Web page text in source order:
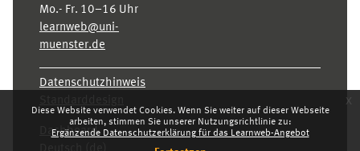
Diese Website verwendet Cookies. Wenn Sie weiter auf dieser Webseite
arbeiten, stimmen Sie unserer Nutzungsrichtlinie zu:
Ergänzende Datenschutzerklärung für das Learnweb-Angebot
x
Mo.- Fr. 10–16 Uhr
learnweb@uni-
muenster.de
Datenschutzhinweis
Dashboard